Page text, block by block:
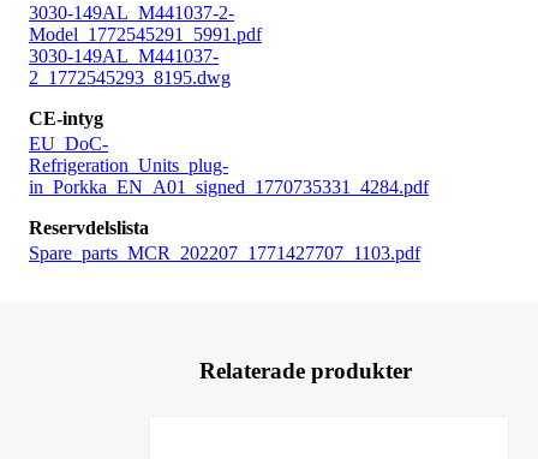
3030-149AL_M441037-2-
Model_1772545291_5991.pdf
3030-149AL_M441037-
2_1772545293_8195.dwg
CE-intyg
EU_DoC-
Refrigeration_Units_plug-
in_Porkka_EN_A01_signed_1770735331_4284.pdf
Reservdelslista
Spare_parts_MCR_202207_1771427707_1103.pdf
Relaterade produkter